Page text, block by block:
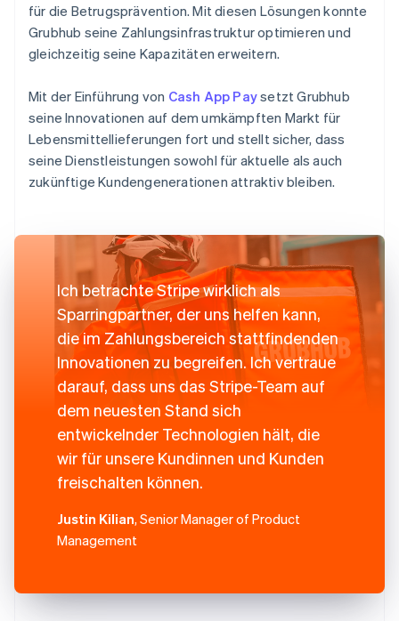
für die Betrugsprävention. Mit diesen Lösungen konnte
Grubhub seine Zahlungsinfrastruktur optimieren und
gleichzeitig seine Kapazitäten erweitern.
Mit der Einführung von Cash App Paysetzt Grubhub
seine Innovationen auf dem umkämpften Markt für
Lebensmittellieferungen fort und stellt sicher, dass
seine Dienstleistungen sowohl für aktuelle als auch
zukünftige Kundengenerationen attraktiv bleiben.
Ich betrachte Stripe wirklich als
Sparringpartner, der uns helfen kann,
die im Zahlungsbereich stattfindenden
Innovationen zu begreifen. Ich vertraue
darauf, dass uns das Stripe-Team auf
dem neuesten Stand sich
entwickelnder Technologien hält, die
wir für unsere Kundinnen und Kunden
freischalten können.
Justin Kilian, Senior Manager of Product
Management